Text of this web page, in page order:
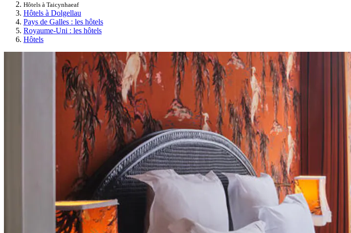
Hôtels à Taicynhaeaf
Hôtels à Dolgellau
Pays de Galles : les hôtels
Royaume-Uni : les hôtels
Hôtels